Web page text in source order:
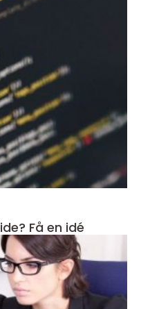
Få en idé